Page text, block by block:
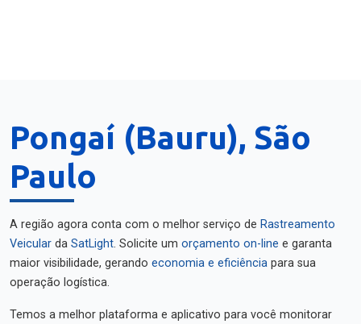
Pongaí (Bauru), São
Paulo
A região agora conta com o melhor serviço de Rastreamento
Veicular da SatLight. Solicite um orçamento on-line e garanta
maior visibilidade, gerando economia e eficiência para sua
operação logística.
Temos a melhor plataforma e aplicativo para você monitorar